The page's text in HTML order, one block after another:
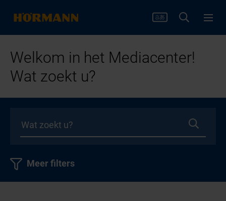
Welkom in het Mediacenter!
Wat zoekt u?
Meer filters